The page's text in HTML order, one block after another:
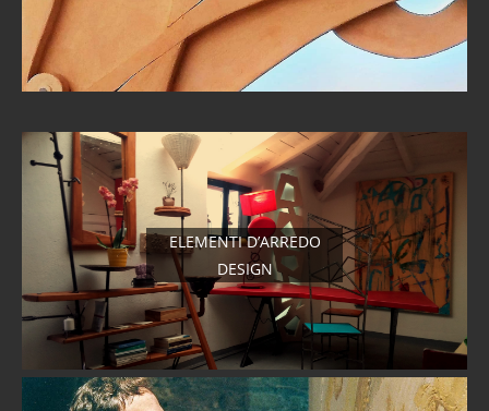
ELEMENTI D’ARREDO
DESIGN